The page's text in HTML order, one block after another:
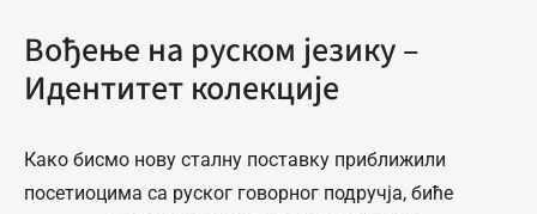
Вођење на руском језику –
Идентитет колекције
Како бисмо нову сталну поставку приближили
посетиоцима са руског говорног подручја, биће